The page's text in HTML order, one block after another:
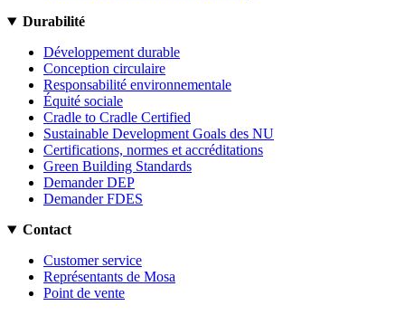
Durabilité
Développement durable
Conception circulaire
Responsabilité environnementale
Équité sociale
Cradle to Cradle Certified
Sustainable Development Goals des NU
Certifications, normes et accréditations
Green Building Standards
Demander DEP
Demander FDES
Contact
Customer service
Représentants de Mosa
Point de vente